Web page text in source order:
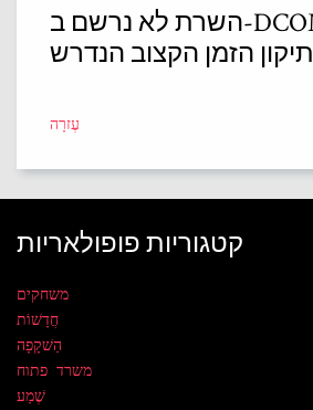
השרת לא נרשם ב-DCOM בתוך
תיקון הזמן הקצוב הנדרש
עֶזרָה
קטגוריות פופולאריות
משחקים
חֲדָשׁוֹת
הַשׁקָפָה
משרד פתוח
שֶׁמַע